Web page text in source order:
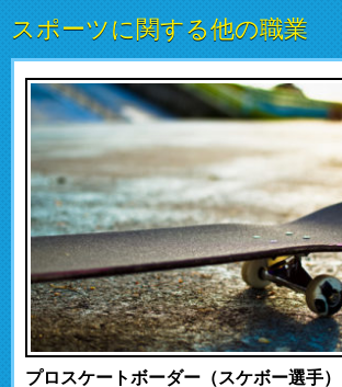
スポーツに関する他の職業
プロスケートボーダー（スケボー選手）